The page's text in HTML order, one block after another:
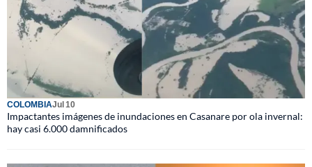
COLOMBIAJul 10
Impactantes imágenes de inundaciones en Casanare por ola invernal:
hay casi 6.000 damnificados